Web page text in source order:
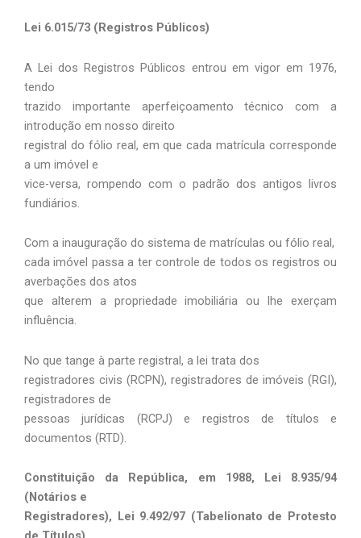
Lei 6.015/73 (Registros Públicos)
A Lei dos Registros Públicos entrou em vigor em 1976,
tendo
trazido importante aperfeiçoamento técnico com a
introdução em nosso direito
registral do fólio real, em que cada matrícula corresponde
a um imóvel e
vice-versa, rompendo com o padrão dos antigos livros
fundiários.
Com a inauguração do sistema de matrículas ou fólio real,
cada imóvel passa a ter controle de todos os registros ou
averbações dos atos
que alterem a propriedade imobiliária ou lhe exerçam
influência.
No que tange à parte registral, a lei trata dos
registradores civis (RCPN), registradores de imóveis (RGI),
registradores de
pessoas jurídicas (RCPJ) e registros de títulos e
documentos (RTD).
Constituição da República, em 1988, Lei 8.935/94
(Notários e
Registradores), Lei 9.492/97 (Tabelionato de Protesto